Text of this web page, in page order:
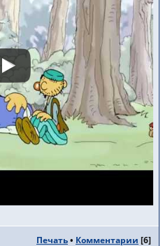
Печать• Комментарии [6]